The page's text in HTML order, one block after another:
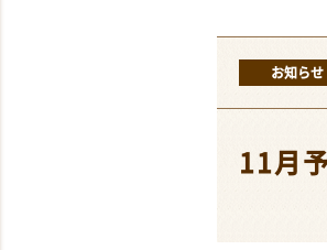
お知らせ
11月